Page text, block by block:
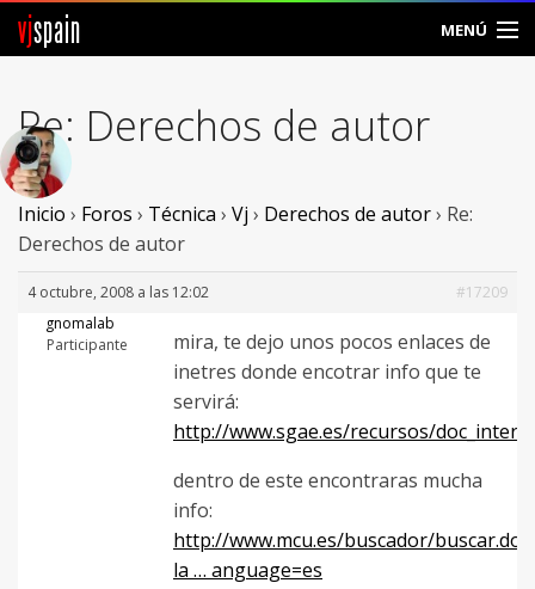
vjspain MENÚ
Foros
Noticias
Vjspain
Ayuda
Re: Derechos de autor
Inicio › Foros › Técnica › Vj › Derechos de autor› Re:
Derechos de autor
4 octubre, 2008 a las 12:02
#17209
gnomalab
Participante
mira, te dejo unos pocos enlaces de
inetres donde encotrar info que te
servirá:
http://www.sgae.es/recursos/
dentro de este encontraras mucha
info:
http://www.mcu.es/buscador/buscar.do?
la … anguage=es